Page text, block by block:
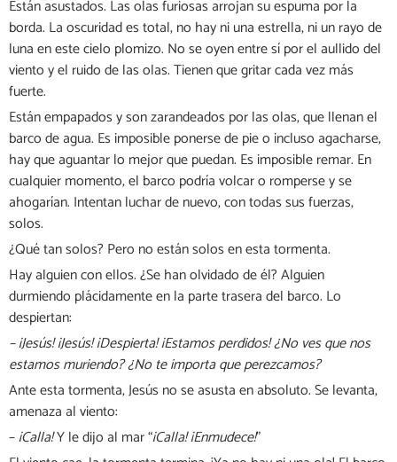
Están asustados. Las olas furiosas arrojan su espuma por la
borda. La oscuridad es total, no hay ni una estrella, ni un rayo de
luna en este cielo plomizo. No se oyen entre sí por el aullido del
viento y el ruido de las olas. Tienen que gritar cada vez más
fuerte.
Están empapados y son zarandeados por las olas, que llenan el
barco de agua. Es imposible ponerse de pie o incluso agacharse,
hay que aguantar lo mejor que puedan. Es imposible remar. En
cualquier momento, el barco podría volcar o romperse y se
ahogarían. Intentan luchar de nuevo, con todas sus fuerzas,
solos.
¿Qué tan solos? Pero no están solos en esta tormenta.
Hay alguien con ellos. ¿Se han olvidado de él? Alguien
durmiendo plácidamente en la parte trasera del barco. Lo
despiertan:
– ¡Jesús! ¡Jesús! ¡Despierta! ¡Estamos perdidos! ¿No ves que nos
estamos muriendo? ¿No te importa que perezcamos?
Ante esta tormenta, Jesús no se asusta en absoluto. Se levanta,
amenaza al viento:
–¡Calla!Y le dijo al mar “¡Calla! ¡Enmudece!”